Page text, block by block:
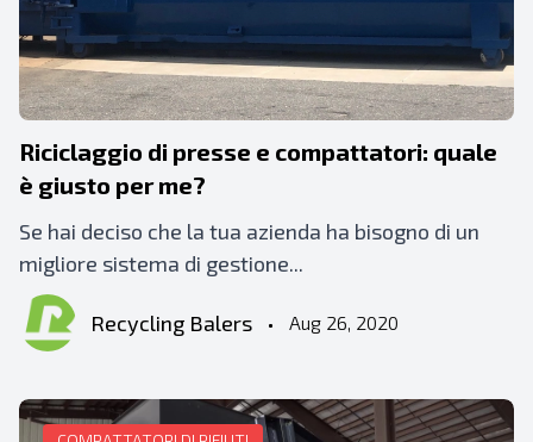
Riciclaggio di presse e compattatori: quale
è giusto per me?
Se hai deciso che la tua azienda ha bisogno di un
migliore sistema di gestione...
Recycling Balers • Aug 26, 2020